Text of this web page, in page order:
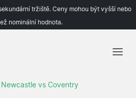
tržiště. Ceny mohou být vyšší nebo
nominální hodnota.
Newcastle vs Coventry